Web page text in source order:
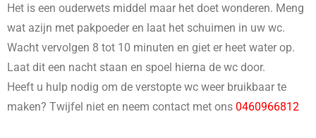
Het is een ouderwets middel maar het doet wonderen. Meng
wat azijn met pakpoeder en laat het schuimen in uw wc.
Wacht vervolgen 8 tot 10 minuten en giet er heet water op.
Laat dit een nacht staan en spoel hierna de wc door.
Heeft u hulp nodig om de verstopte wc weer bruikbaar te
maken? Twijfel niet en neem contact met ons 0460966812